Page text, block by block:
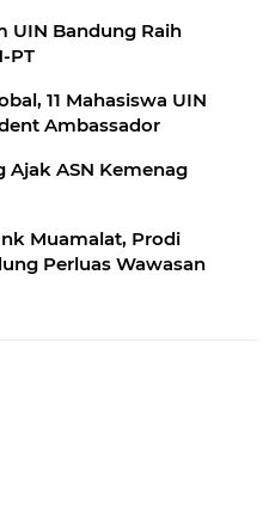
UIN Bandung Raih
PT
11 Mahasiswa UIN
Ambassador
Ajak ASN Kemenag
Muamalat, Prodi
Perluas Wawasan